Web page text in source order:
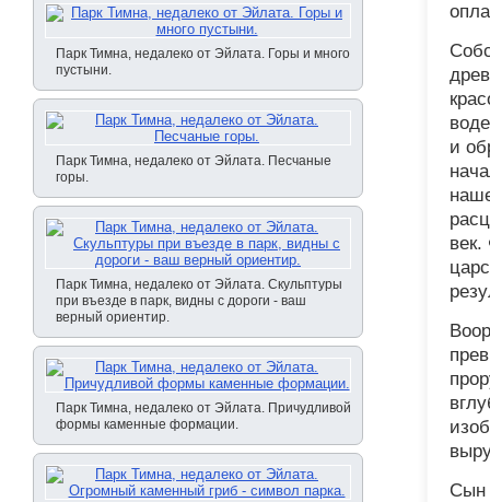
Парк Тимна, недалеко от Эйлата. Горы и много
пустыни.
Парк Тимна, недалеко от Эйлата. Песчаные
горы.
Парк Тимна, недалеко от Эйлата. Скульптуры
при въезде в парк, видны с дороги - ваш
верный ориентир.
Парк Тимна, недалеко от Эйлата. Причудливой
формы каменные формации.
и
век.
Сын